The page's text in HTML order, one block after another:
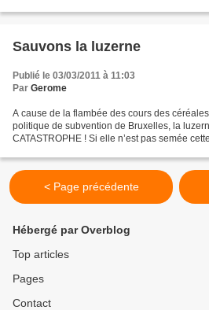
Sauvons la luzerne
Publié le 03/03/2011 à 11:03
Par Gerome
A cause de la flambée des cours des
politique de subvention de Bruxelles, la
CATASTROPHE ! Si elle n’est pas semée
< Page précédente
Hébergé par Overblog
Top articles
Pages
Contact